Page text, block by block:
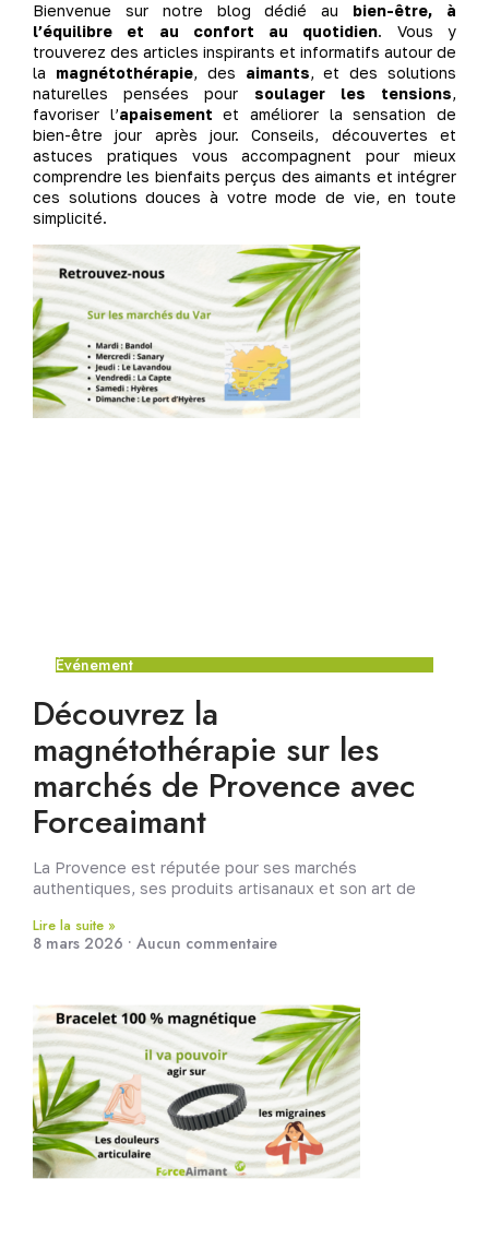
Bienvenue sur notre blog dédié au bien-être, à
l’équilibre et au confort au quotidien. Vous y
trouverez des articles inspirants et informatifs autour de
la magnétothérapie, des aimants, et des solutions
naturelles pensées pour soulager les tensions,
favoriser l’apaisement et améliorer la sensation de
bien-être jour après jour. Conseils, découvertes et
astuces pratiques vous accompagnent pour mieux
comprendre les bienfaits perçus des aimants et intégrer
ces solutions douces à votre mode de vie, en toute
simplicité.
Événement
Découvrez la
magnétothérapie sur les
marchés de Provence avec
Forceaimant
La Provence est réputée pour ses marchés
authentiques, ses produits artisanaux et son art de
Lire la suite »
8 mars 2026 Aucun commentaire